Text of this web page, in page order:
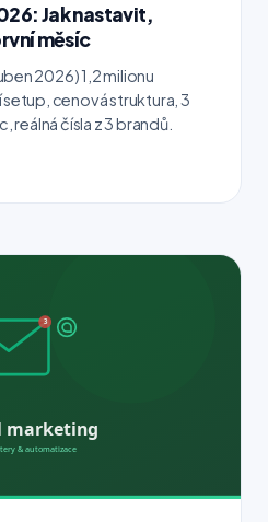
Jak nastavit,
měsíc
2026) 1,2 milionu
cenová struktura, 3
reálná čísla z 3 brandů.